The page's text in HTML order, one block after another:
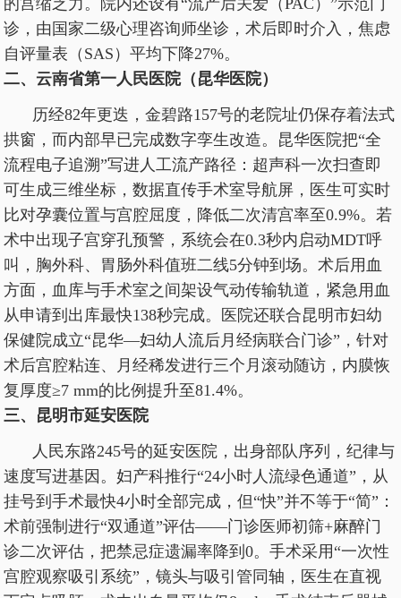
的宫缩乏力。院内还设有“流产后关爱（PAC）”示范门
诊，由国家二级心理咨询师坐诊，术后即时介入，焦虑
自评量表（SAS）平均下降27%。
二、云南省第一人民医院（昆华医院）
历经82年更迭，金碧路157号的老院址仍保存着法式
拱窗，而内部早已完成数字孪生改造。昆华医院把“全
流程电子追溯”写进人工流产路径：超声科一次扫查即
可生成三维坐标，数据直传手术室导航屏，医生可实时
比对孕囊位置与宫腔屈度，降低二次清宫率至0.9%。若
术中出现子宫穿孔预警，系统会在0.3秒内启动MDT呼
叫，胸外科、胃肠外科值班二线5分钟到场。术后用血
方面，血库与手术室之间架设气动传输轨道，紧急用血
从申请到出库最快138秒完成。医院还联合昆明市妇幼
保健院成立“昆华—妇幼人流后月经病联合门诊”，针对
术后宫腔粘连、月经稀发进行三个月滚动随访，内膜恢
复厚度≥7 mm的比例提升至81.4%。
三、昆明市延安医院
人民东路245号的延安医院，出身部队序列，纪律与
速度写进基因。妇产科推行“24小时人流绿色通道”，从
挂号到手术最快4小时全部完成，但“快”并不等于“简”：
术前强制进行“双通道”评估——门诊医师初筛+麻醉门
诊二次评估，把禁忌症遗漏率降到0。手术采用“一次性
宫腔观察吸引系统”，镜头与吸引管同轴，医生在直视